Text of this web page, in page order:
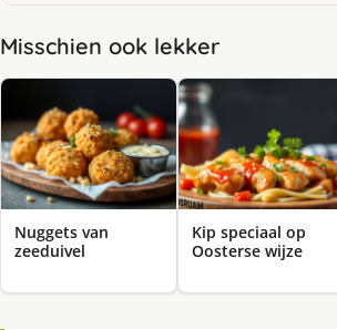
Misschien ook lekker
Nuggets van
zeeduivel
Kip speciaal op
Oosterse wijze